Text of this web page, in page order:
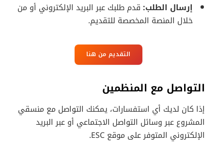
إرسال الطلب: قدم طلبك عبر البريد الإلكتروني أو من
خلال المنصة المخصصة للتقديم.
التقديم من هنا
التواصل مع المنظمين
إذا كان لديك أي استفسارات، يمكنك التواصل مع منسقي
المشروع عبر وسائل التواصل الاجتماعي أو عبر البريد
الإلكتروني المتوفر على موقع ESC.